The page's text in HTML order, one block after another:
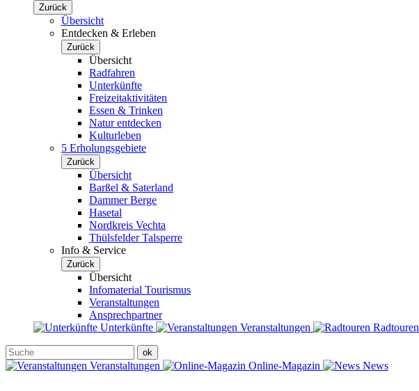
Zurück
Übersicht
Entdecken & Erleben
Zurück
Übersicht
Radfahren
Unterkünfte
Freizeitaktivitäten
Essen & Trinken
Natur entdecken
Kulturleben
5 Erholungsgebiete
Zurück
Übersicht
Barßel & Saterland
Dammer Berge
Hasetal
Nordkreis Vechta
Thülsfelder Talsperre
Info & Service
Zurück
Übersicht
Infomaterial Tourismus
Veranstaltungen
Ansprechpartner
Unterkünfte
Veranstaltungen Radtouren
Veranstaltungen Online-Magazin News